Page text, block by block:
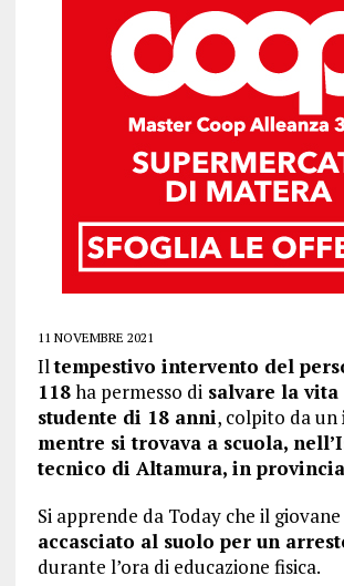
11 NOVEMBRE 2021
Iltempestivo intervento del
118ha permesso disalvare la vita
studente di 18 anni, colpito da un
mentre si trovava a scuola,
tecnico di Altamura, in
Si apprende da Today che il giovane
accasciato al suolo per un
durante l’ora di educazione fisica.